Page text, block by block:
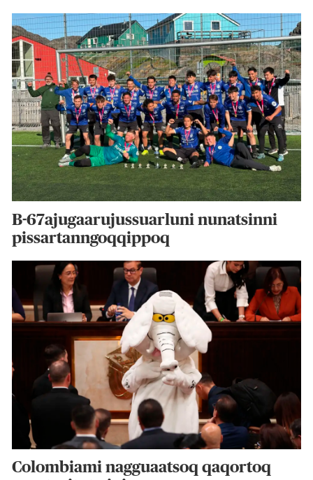
B-67ajugaarujussuarluni nunatsinni
pissartanngoqqippoq
Colombiami nagguaatsoq qaqortoq